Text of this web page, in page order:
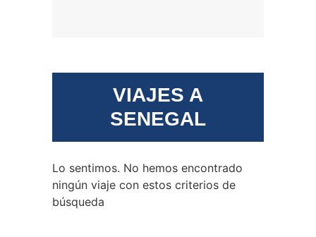
VIAJES A
SENEGAL
Lo sentimos. No hemos encontrado
ningún viaje con estos criterios de
búsqueda